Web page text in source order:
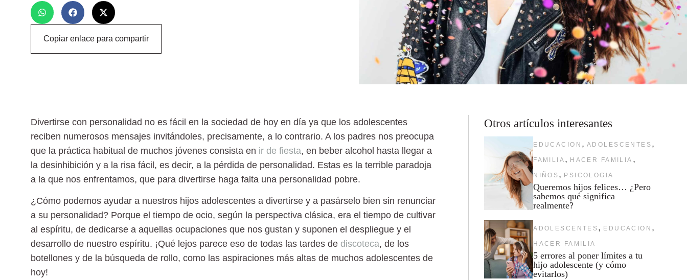
Copiar enlace para compartir
Divertirse con personalidad no es fácil en la sociedad de hoy en día ya que los adolescentes
reciben numerosos mensajes invitándoles, precisamente, a lo contrario. A los padres nos preocupa
que la práctica habitual de muchos jóvenes consista en ir de fiesta, en beber alcohol hasta llegar a
la desinhibición y a la risa fácil, es decir, a la pérdida de personalidad. Estas es la terrible paradoja
a la que nos enfrentamos, que para divertirse haga falta una personalidad pobre.
¿Cómo podemos ayudar a nuestros hijos adolescentes a divertirse y a pasárselo bien sin renunciar
a su personalidad? Porque el tiempo de ocio, según la perspectiva clásica, era el tiempo de cultivar
al espíritu, de dedicarse a aquellas ocupaciones que nos gustan y suponen el despliegue y el
desarrollo de nuestro espíritu. ¡Qué lejos parece eso de todas las tardes de discoteca, de los
botellones y de la búsqueda de rollo, como las aspiraciones más altas de muchos adolescentes de
hoy!
Otros artículos interesantes
EDUCACION , ADOLESCENTES ,
FAMILIA , HACER FAMILIA ,
NIÑOS , PSICOLOGIA
Queremos hijos felices… ¿Pero
sabemos qué significa
realmente?
ADOLESCENTES , EDUCACION ,
HACER FAMILIA
5 errores al poner límites a tu
hijo adolescente (y cómo
evitarlos)